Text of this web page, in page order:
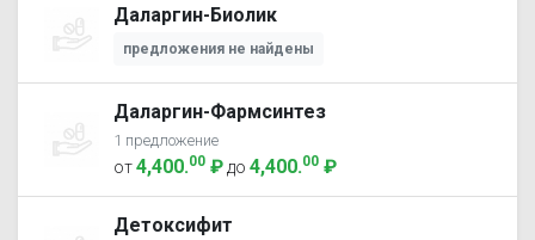
Даларгин-Биолик
предложения не найдены
Даларгин-Фармсинтез
1 предложение
от4,400.00 ₽ до 4,400.00 ₽
Детоксифит